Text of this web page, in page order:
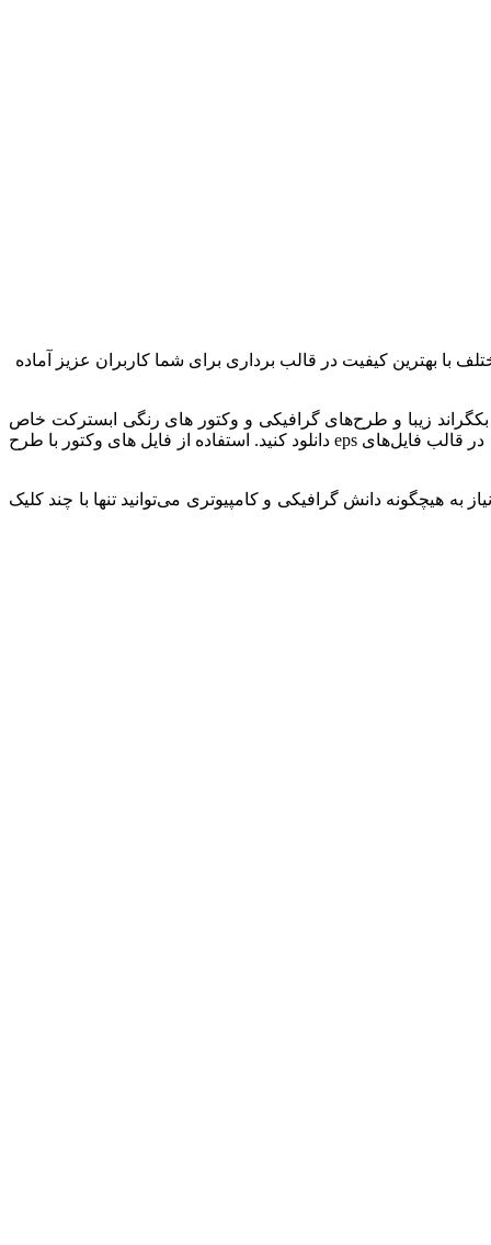
با بهترین کیفیت در قالب برداری برای شما کاربران عزیز آماده
بکگراند زیبا و طرح‌های گرافیکی و وکتور های رنگی ابسترکت خاص
مختلف با کیفیت رنگی را برای طراحی‌های حرفه‌ای مناسب ساخت فیلم، تصاویر تبلیغاتی و موشن گرافیک در ابعاد بزرگ بدون افت کیفیت، در قالب فایل‌های eps دانلود کنید. استفاده از فایل های وکتور با طرح
هیچگونه دانش گرافیکی و کامپیوتری می‌توانید تنها با چند کلیک